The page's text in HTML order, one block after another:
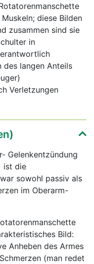
diese Bilden
zusammen sind sie
in
des langen Anteils
Verletzungen
Gelenkentzündung
ist die
sowohl passiv als
im Oberarm-
Bild:
Anheben des Armes
(man redet